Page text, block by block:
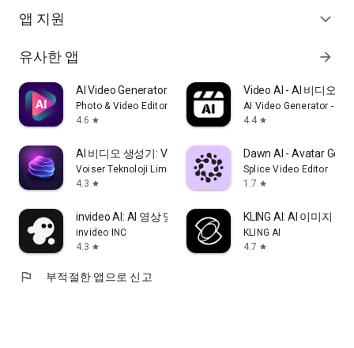
앱 지원 expand_more
유사한 앱 arrow_forward
AI Video Generator - Clips AI
Photo & Video Editors - Instant Solution
4.6 star
Video AI - AI 비디오 제
AI Video Generator - AI
4.4 star
AI 비디오 생성기: Voiser AI
Voiser Teknoloji Limited Sirketi
4.3 star
Dawn AI - Avatar
Splice Video Editor
1.7 star
invideo AI: AI 영상 및 아바타 생성기
invideo INC
4.3 star
KLING AI: AI 이미지 및
KLING AI
4.7 star
flag 부적절한 앱으로 신고